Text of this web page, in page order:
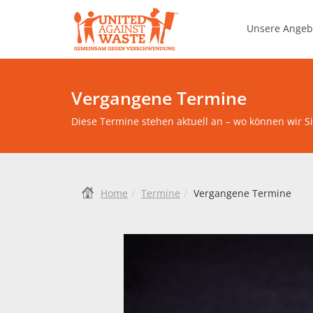
Unsere
Vergangene Termine
Diese Termine stehen aktuell an – wo können wir
Home Termine Vergangene Termine